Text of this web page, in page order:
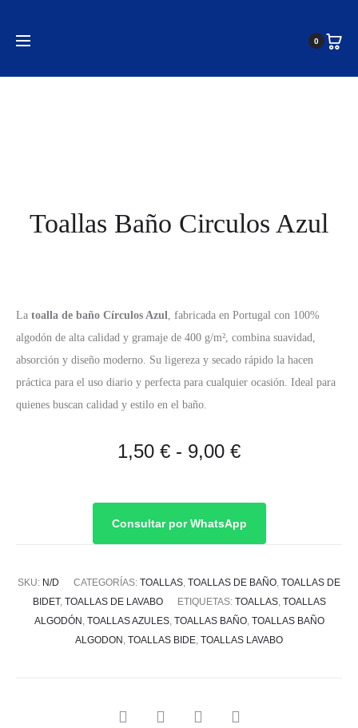
0
Toallas Baño Circulos Azul
La toalla de baño Círculos Azul, fabricada en Portugal con 100%
algodón de alta calidad y gramaje de 400 g/m², combina suavidad,
absorción y diseño moderno. Su ligereza y secado rápido la hacen
práctica para el uso diario y perfecta para cualquier ocasión. Ideal para
quienes buscan calidad y estilo en el baño.
1,50 € - 9,00 €Rango
precios:
1,50 €
hasta
Consultar por WhatsApp
SKU: N/D CATEGORÍAS: TOALLAS, TOALLAS DE BAÑO, TOALLAS DE
BIDET, TOALLAS DE LAVABO ETIQUETAS: TOALLAS, TOALLAS
ALGODÓN , TOALLAS AZULES, TOALLAS BAÑO, TOALLAS BAÑO
ALGODON , TOALLAS BIDE, TOALLAS LAVABO
SHARE